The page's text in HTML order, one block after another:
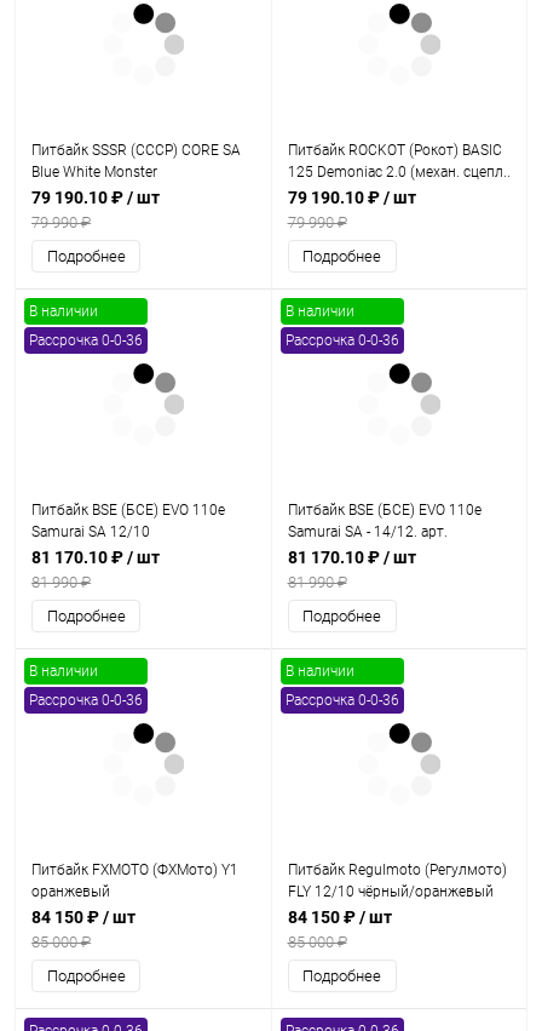
Питбайк SSSR (СССР) CORE SA
Blue White Monster
79 190.10 ₽/ шт
79 990 ₽
Подробнее
Питбайк ROCKOT (Рокот) BASIC
125 Demoniac 2.0 (механ. сцепл..
17/14)
79 190.10 ₽/ шт
79 990 ₽
Подробнее
В наличии
Рассрочка 0-0-36
Питбайк BSE (БСЕ) EVO 110e
Samurai SA 12/10
(Полуавтоматическая КПП)
81 170.10 ₽/ шт
81 990 ₽
Подробнее
В наличии
Рассрочка 0-0-36
Питбайк BSE (БСЕ) EVO 110e
Samurai SA - 14/12. арт.
B0EVCB045CHW3
81 170.10 ₽/ шт
81 990 ₽
Подробнее
В наличии
Рассрочка 0-0-36
Питбайк FXMOTO (ФХМото) Y1
оранжевый
84 150 ₽/ шт
85 000 ₽
Подробнее
В наличии
Рассрочка 0-0-36
Питбайк Regulmoto (Регулмото)
FLY 12/10 чёрный/оранжевый
84 150 ₽/ шт
85 000 ₽
Подробнее